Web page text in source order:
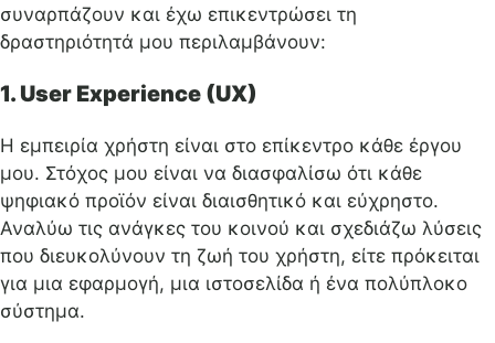
συναρπάζουν και έχω επικεντρώσει τη
δραστηριότητά μου περιλαμβάνουν:
1. User Experience (UX)
Η εμπειρία χρήστη είναι στο επίκεντρο κάθε έργου
μου. Στόχος μου είναι να διασφαλίσω ότι κάθε
ψηφιακό προϊόν είναι διαισθητικό και εύχρηστο.
Αναλύω τις ανάγκες του κοινού και σχεδιάζω λύσεις
που διευκολύνουν τη ζωή του χρήστη, είτε πρόκειται
για μια εφαρμογή, μια ιστοσελίδα ή ένα πολύπλοκο
σύστημα.